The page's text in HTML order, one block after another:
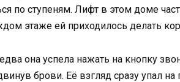
по ступеням. Лифт в этом доме
этаже ей приходилось делать
она успела нажать на кнопку
брови. Её взгляд сразу упал на